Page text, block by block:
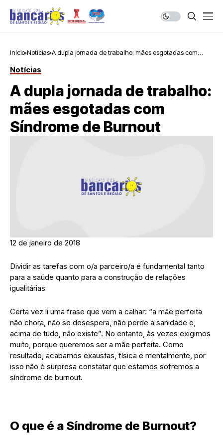
Início Notícias A dupla jornada de trabalho: mães esgotadas com
Notícias
A dupla jornada de trabalho:
mães esgotadas com
Síndrome de Burnout
12 de janeiro de 2018
Dividir as tarefas com o/a parceiro/a é fundamental tanto
para a saúde quanto para a construção de relações
igualitárias
Certa vez li uma frase que vem a calhar: “a mãe perfeita
não chora, não se desespera, não perde a sanidade e,
acima de tudo, não existe”. No entanto, às vezes exigimos
muito, porque queremos ser a mãe perfeita. Como
resultado, acabamos exaustas, física e mentalmente, por
isso não é surpresa constatar que estamos sofremos a
síndrome de burnout.
O que é a Síndrome de Burnout?